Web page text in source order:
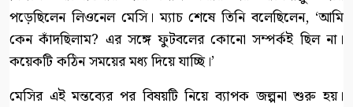
পড়েছিলেন লিওনেল মেসি। ম্যাচ শেষে তিনি বলেছিলেন, ‘আমি
কেন কাঁদছিলাম? এর সঙ্গে ফুটবলের কোনো সম্পর্কই ছিল না।
কয়েকটি কঠিন সময়ের মধ্য দিয়ে যাচ্ছি।’
মেসির এই মন্তব্যের পর বিষয়টি নিয়ে ব্যাপক জল্পনা শুরু হয়।